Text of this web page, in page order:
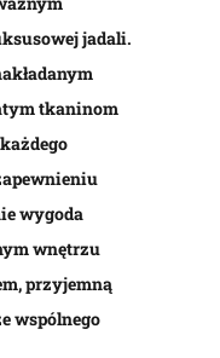
jadali.
tkaninom
wygoda
wnętrzu
przyjemną
wspólnego